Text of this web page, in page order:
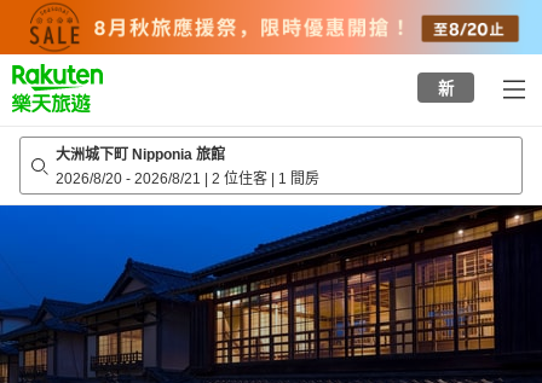
top
page
新
大洲城下町 Nipponia 旅館
2026/8/20 - 2026/8/21 | 2 位住客 | 1 間房